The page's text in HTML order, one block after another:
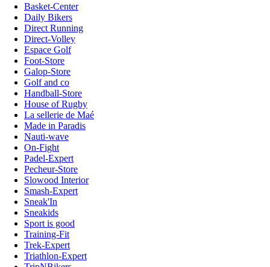
Basket-Center
Daily Bikers
Direct Running
Direct-Volley
Espace Golf
Foot-Store
Galop-Store
Golf and co
Handball-Store
House of Rugby
La sellerie de Maé
Made in Paradis
Nauti-wave
On-Fight
Padel-Expert
Pecheur-Store
Slowood Interior
Smash-Expert
Sneak'In
Sneakids
Sport is good
Training-Fit
Trek-Expert
Triathlon-Expert